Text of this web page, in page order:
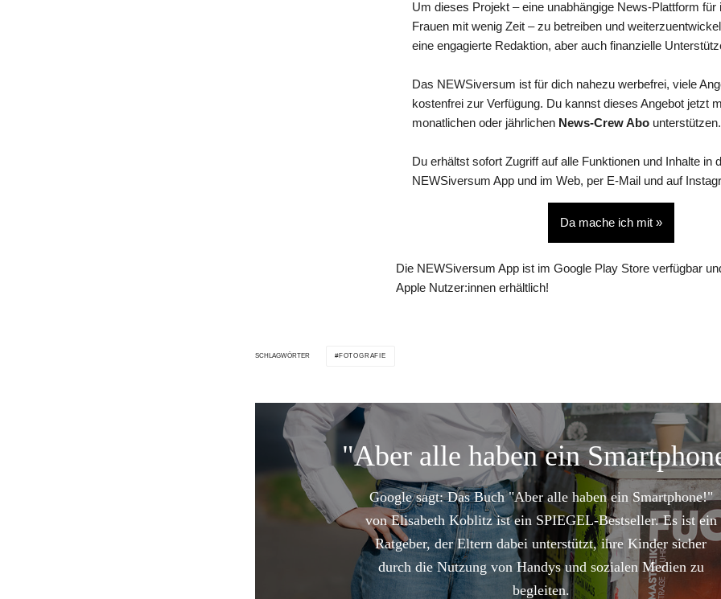
Um dieses Projekt – eine unabhängige News-Plattform für
Frauen mit wenig Zeit – zu betreiben und
eine engagierte Redaktion, aber auch finanzielle
Das NEWSiversum ist für dich nahezu werbefrei, viele
kostenfrei zur Verfügung. Du kannst dieses Angebot jetzt
monatlichen oder jährlichen News-Crew Abo unterstützen.
Du erhältst sofort Zugriff auf alle Funktionen und Inhalte in
NEWSiversum App und im Web, per E-Mail und auf
Da mache ich mit »
Die NEWSiversum App ist im Google Play Store verfügbar
Apple Nutzer:innen erhältlich!
SCHLAGWÖRTER FOTOGRAFIE
"Aber alle haben ein
Google sagt: Das Buch "Aber alle haben ein Smartphone!"
von Elisabeth Koblitz ist ein SPIEGEL-Bestseller. Es ist ein
Ratgeber, der Eltern dabei unterstützt, ihre Kinder sicher
durch die Nutzung von Handys und sozialen Medien zu
begleiten.